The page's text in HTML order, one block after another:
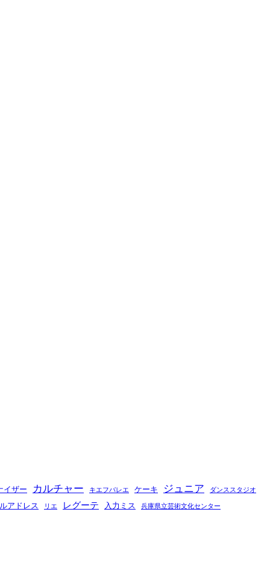
イザー カルチャー キエフバレエ ケーキ ジュニア ダンススタジオ
アドレス リエ レグーテ 入力ミス 兵庫県立芸術文化センター